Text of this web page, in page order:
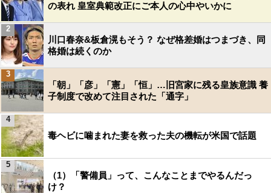
の表れ 皇室典範改正にご本人の心中やいかに
川口春奈&板倉滉もそう？ なぜ格差婚はつまづき、同
格婚は続くのか
2
「朝」「彦」「憲」「恒」…旧宮家に残る皇族意識 養
子制度で改めて注目された「通字」
3
毒ヘビに噛まれた妻を救った夫の機転が米国で話題
4
（1）「警備員」って、こんなことまでやるんだっ
け？
5